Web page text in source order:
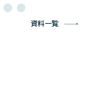
資料一覧